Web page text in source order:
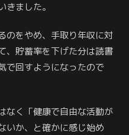
ました。
のをやめ、手取り年収に対
、貯蓄率を下げた分は読書
で回すようになったので
なく「健康で自由な活動が
いか、と確かに感じ始め